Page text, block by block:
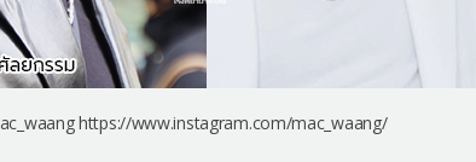
https://www.instagram.com/mac_waang/